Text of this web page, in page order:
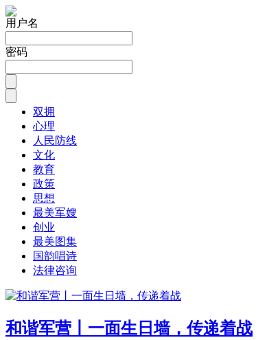
用户名
密码
双拥
心理
人民防线
文化
教育
政策
思想
最美军嫂
创业
最美图集
国韵唱诗
法律咨询
和谐军营丨一面生日墙，传递着战